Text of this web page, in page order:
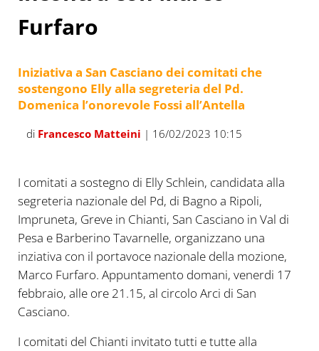
Furfaro
Iniziativa a San Casciano dei comitati che
sostengono Elly alla segreteria del Pd.
Domenica l’onorevole Fossi all’Antella
di Francesco Matteini | 16/02/2023 10:15
I comitati a sostegno di Elly Schlein, candidata alla
segreteria nazionale del Pd, di Bagno a Ripoli,
Impruneta, Greve in Chianti, San Casciano in Val di
Pesa e Barberino Tavarnelle, organizzano una
inziativa con il portavoce nazionale della mozione,
Marco Furfaro. Appuntamento domani, venerdi 17
febbraio, alle ore 21.15, al circolo Arci di San
Casciano.
I comitati del Chianti invitato tutti e tutte alla